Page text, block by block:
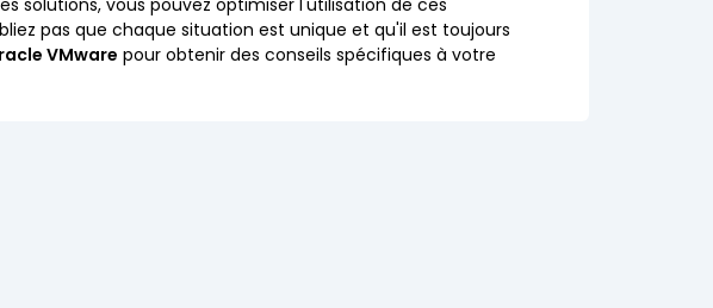
pas que chaque situation est unique et qu'il est toujours
VMware pour obtenir des conseils spécifiques à votre